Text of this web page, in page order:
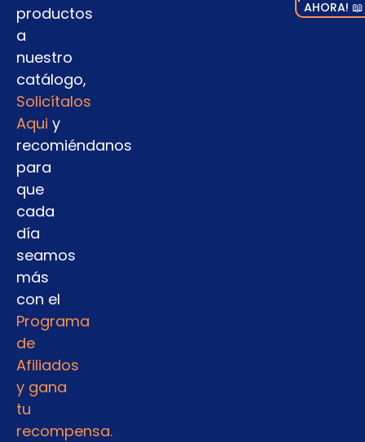
productos
a
nuestro
catálogo,
Solicítalos
Aqui y
recomiéndanos
para
que
cada
día
seamos
más
con el
Programa
de
Afiliados
y gana
tu
recompensa.
AHORA! 📖